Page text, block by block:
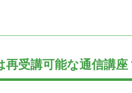
受講可能な通信講座